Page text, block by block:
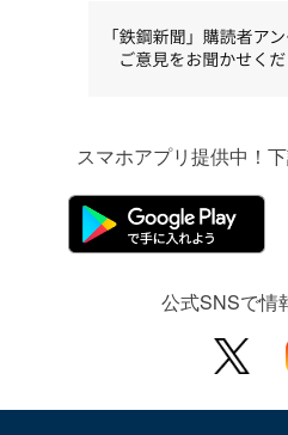
スマホアプリ提供中！
公式SNSで情